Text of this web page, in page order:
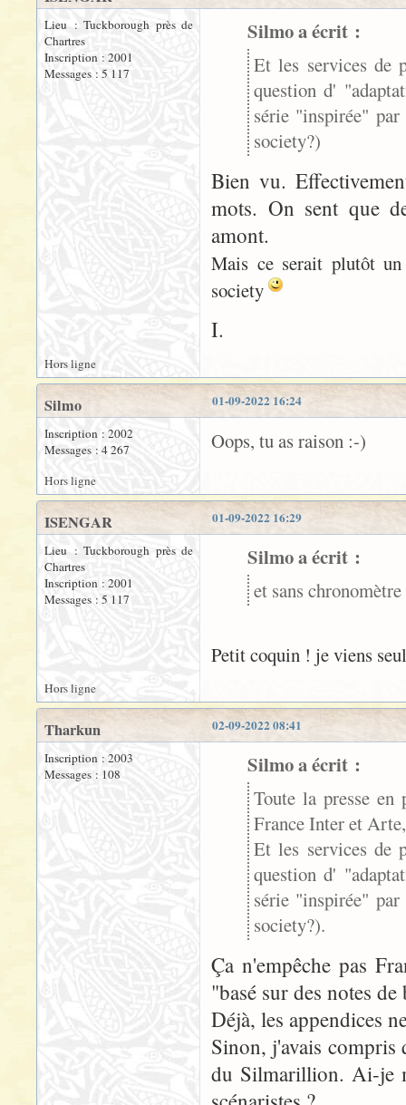
Lieu : Tuckborough près de
Chartres
Inscription : 2001
Messages : 5 117
Silmo a écrit :
Et les services de
question d'
série "inspirée"
society?)
Bien vu.
mots. On sent que
amont.
Mais ce serait plutôt
society
I.
Hors ligne
01-09-2022 16:24
Silmo
Inscription : 2002
Messages : 4 267
Oops, tu as raison :-)
Hors ligne
01-09-2022 16:29
ISENGAR
Lieu : Tuckborough près de
Chartres
Inscription : 2001
Messages : 5 117
Silmo a écrit :
et sans
Petit coquin ! je viens
Hors ligne
02-09-2022 08:41
Tharkun
Inscription : 2003
Messages : 108
Silmo a écrit :
Toute la presse
France Inter et
Et les services de
question d'
série "inspirée"
society?).
Ça n'empêche pas
"basé sur des notes
Déjà, les appendices
Sinon, j'avais compris
du Silmarillion. Ai-je